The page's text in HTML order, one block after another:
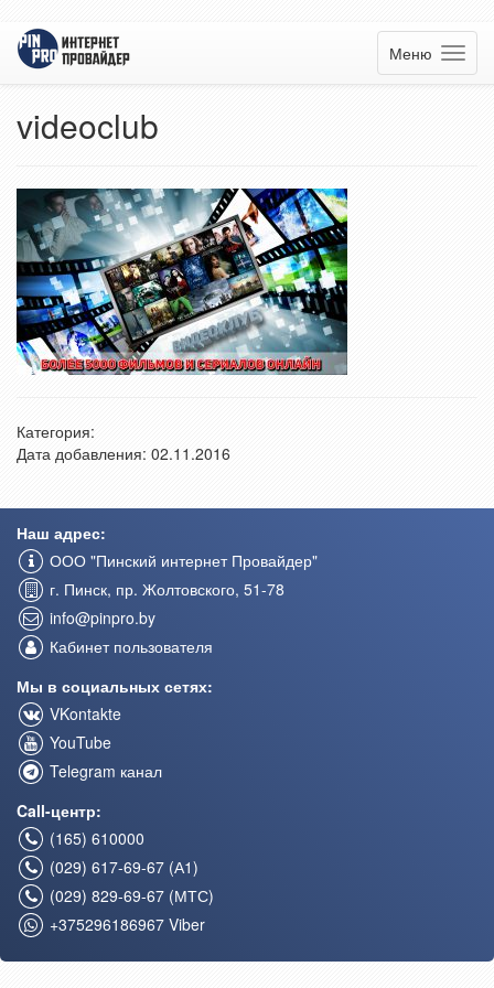
Меню
videoclub
Категория:
Дата добавления: 02.11.2016
Наш адрес:
ООО "Пинский интернет Провайдер"
г. Пинск, пр. Жолтовского, 51-78
info@pinpro.by
Кабинет пользователя
Мы в социальных сетях:
VKontakte
YouTube
Telegram канал
Call-центр:
(165) 610000
(029) 617-69-67 (А1)
(029) 829-69-67 (МТС)
+375296186967 Viber